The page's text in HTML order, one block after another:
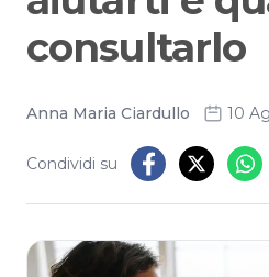
consultarlo
Anna Maria Ciardullo 10
Condividi su